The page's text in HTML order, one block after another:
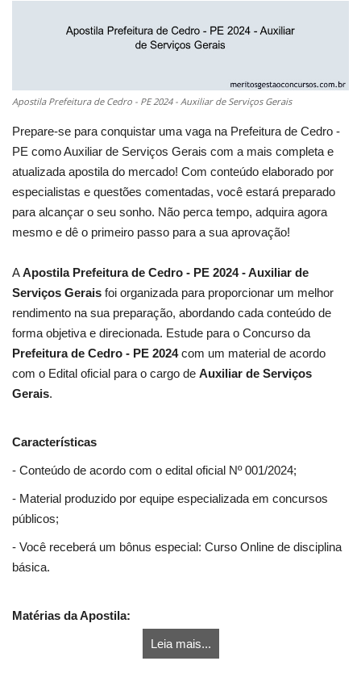
Apostila Prefeitura de Cedro - PE 2024 - Auxiliar de Serviços Gerais
Prepare-se para conquistar uma vaga na Prefeitura de Cedro -
PE como Auxiliar de Serviços Gerais com a mais completa e
atualizada apostila do mercado! Com conteúdo elaborado por
especialistas e questões comentadas, você estará preparado
para alcançar o seu sonho. Não perca tempo, adquira agora
mesmo e dê o primeiro passo para a sua aprovação!
AApostila Prefeitura de Cedro - PE 2024 - Auxiliar de
Serviços Gerais foi organizada para proporcionar um melhor
rendimento na sua preparação, abordando cada conteúdo de
forma objetiva e direcionada. Estude para o Concurso da
Prefeitura de Cedro - PE 2024com um material de acordo
com o Edital oficial para o cargo de Auxiliar de Serviços
Gerais.
Características
- Conteúdo de acordo com o edital oficial Nº 001/2024;
- Material produzido por equipe especializada em concursos
públicos;
- Você receberá um bônus especial: Curso Online de disciplina
básica.
Matérias da Apostila:
Leia mais...